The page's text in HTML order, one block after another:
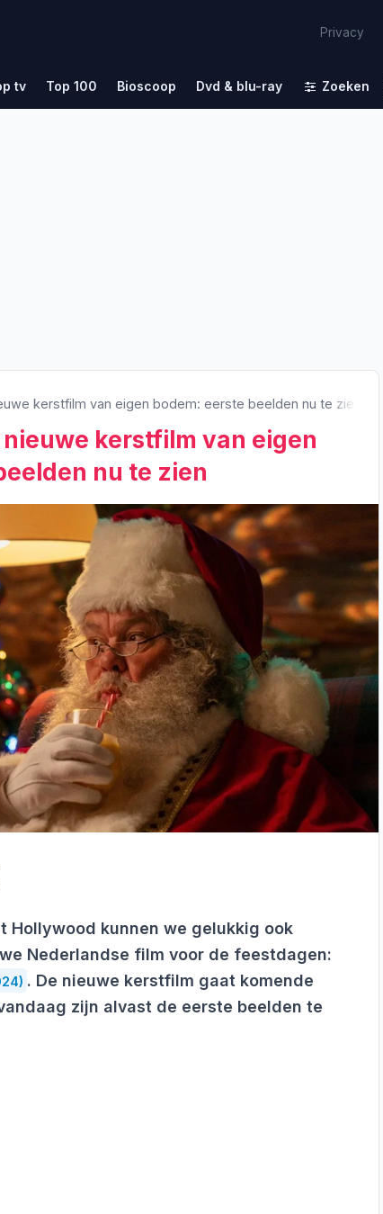
Privacy
tv Top 100 Bioscoop Dvd & blu-ray Zoeken
kerstfilm van eigen bodem: eerste beelden nu te zien
kerstfilm van eigen
nu te zien
Hollywood kunnen we gelukkig ook
Nederlandse film voor de feestdagen:
. De nieuwe kerstfilm gaat komende
zijn alvast de eerste beelden te